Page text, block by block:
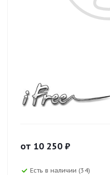
от 10 250 ₽
Есть в наличии (34)